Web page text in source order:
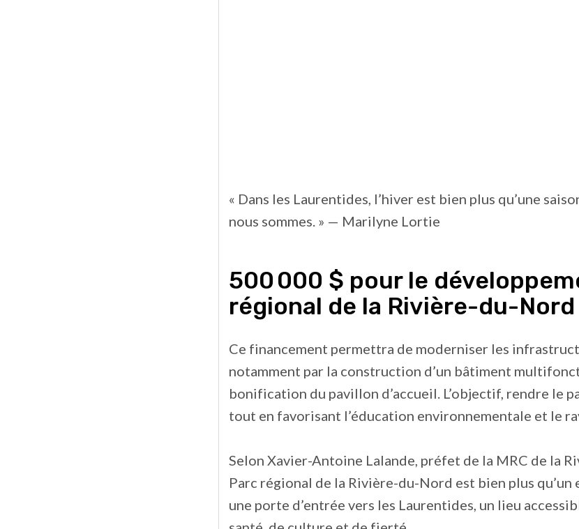
« Dans les Laurentides, l’hiver est bien plus qu’une
nous sommes. » — Marilyne Lortie
500 000 $ pour le
régional de la Rivière-du-Nord
Ce financement permettra de moderniser les
notamment par la construction d’un bâtiment
bonification du pavillon d’accueil. L’objectif, rendre le
tout en favorisant l’éducation environnementale et le
Selon Xavier-Antoine Lalande, préfet de la MRC de la
Parc régional de la Rivière-du-Nord est bien plus qu’un
une porte d’entrée vers les Laurentides, un lieu